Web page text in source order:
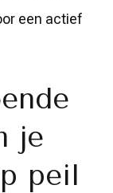
een actief
je
peil